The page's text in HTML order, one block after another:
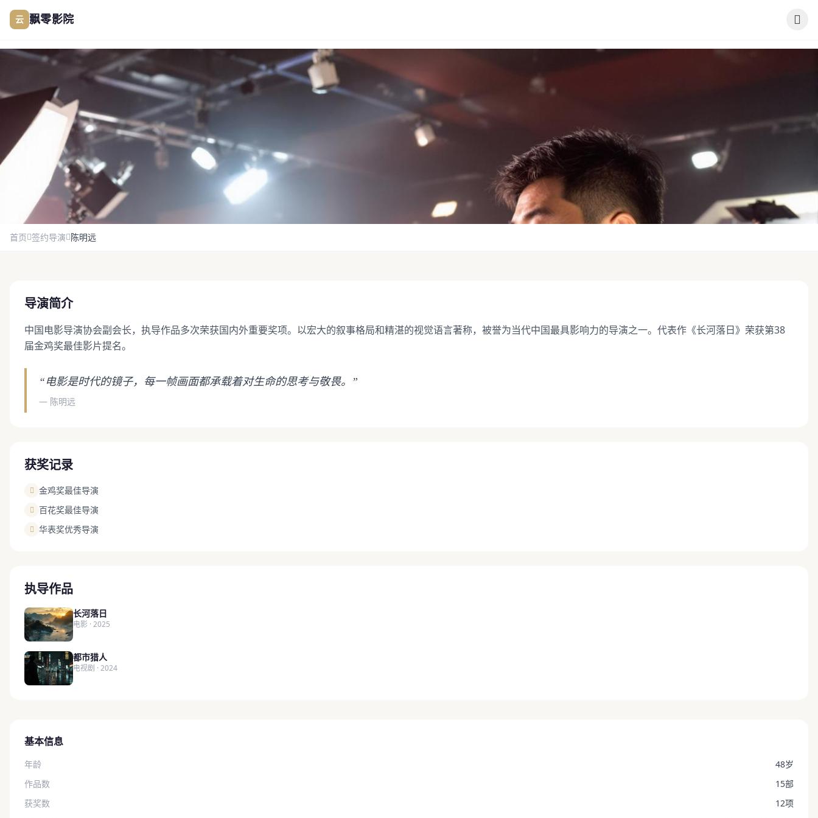
跳过导航
云 飘零影院
公司简介
作品展示
签约导演
合作伙伴
影迷互动 金牌导演
首页 签约导演 陈明远
导演简介
中国电影导演协会副会长，执导作品多次荣获国内外重要奖项。以宏大的叙事格局和精湛的视觉语言著称，被誉为当代中国最具影响力的导演之一。代表作《长河落日》荣获第38
届金鸡奖最佳影片提名。
“电影是时代的镜子，每一帧画面都承载着对生命的思考与敬畏。”
— 陈明远
获奖记录
金鸡奖最佳导演
百花奖最佳导演
华表奖优秀导演
执导作品
长河落日
电影 · 2025
都市猎人
电视剧 · 2024
基本信息
年龄
48岁
作品数
15部
获奖数
12项